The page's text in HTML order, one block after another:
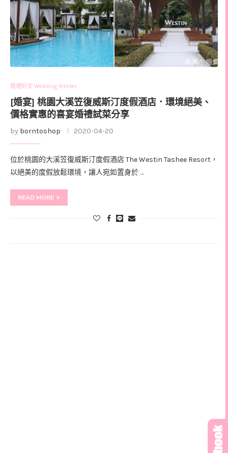
婚禮好文 Wedding Articles
[婚宴] 桃園大溪笠復威斯汀度假酒店．環境絕美、
價格實惠的喜宴婚禮試菜分享
by borntoshop 2020-04-20
位於桃園的大溪笠復威斯汀度假酒店 The Westin Tashee Resort，
以絕美的度假放鬆環境，讓人宛如置身於 …
READ MORE